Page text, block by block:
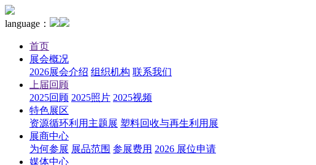
language：
首页
展会概况
2026展会介绍 组织机构 联系我们
上届回顾
2025回顾 2025照片 2025视频
特色展区
资源循环利用主题展 塑料回收与再生利用展
展商中心
为何参展 展品范围 参展费用 2026 展位申请
媒体中心